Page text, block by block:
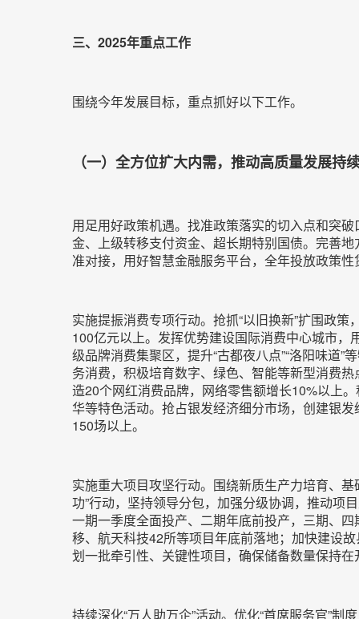
三、2025年重点工作
围绕今年发展目标，重点抓好以下工作。
（一）全方位扩大内需，推动高质量发展持
用足用好政策机遇。找准政策落实的切入点和突
金、上级转移支付资金、超长期特别国债。完善
准对接，用好智慧金融服务平台，全年投放政策
实施提振消费专项行动。抢抓“以旧换新”扩围政
100亿元以上。发挥优势建设国际消费中心城市，
级品牌消费集聚区，提升“古都夜八点”“洛阳味道
务消费，积极培育数字、绿色、智能等新型消费
造20个网红消费品牌，网络零售额增长10%以上
华等特色活动。抢占银发经济细分市场，创建银
150场以上。
实施重大项目攻坚行动。围绕新质生产力培育、
功”行动，坚持领导分包，加强分级协调，推动项
一期一季度全面投产、二期年底前投产，三期、
移、航天科技42所等项目年底前落地；加快建设
划一批牵引性、关键性项目，确保储备数量保持
持续深化“万人助万企”活动。优化“首席服务官”